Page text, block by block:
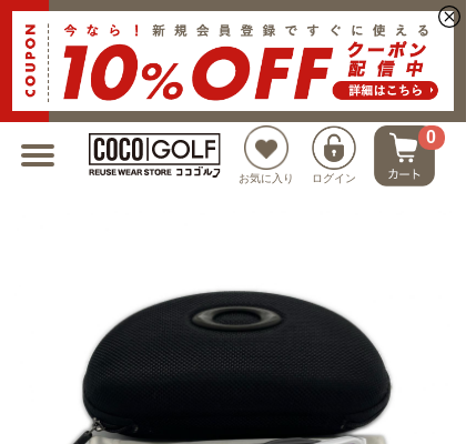
お気に入り ログイン
0
新規会員登録でクーポンプレゼント